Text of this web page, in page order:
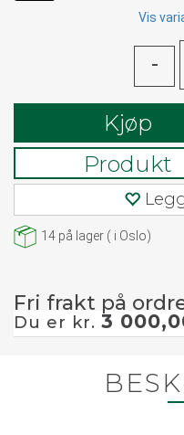
Vis
-
Kjøp
Produkt
14 på lager ( i Oslo)
Fri frakt på
Du er kr. 3